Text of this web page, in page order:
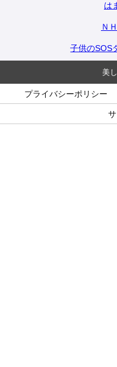
は
Ｎ
子供のSOS
美
プライバシーポリシー